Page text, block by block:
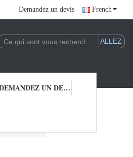
Demandez un devis French
L'EXPLOITATION DE LA
DEMANDEZ UN DEVIS